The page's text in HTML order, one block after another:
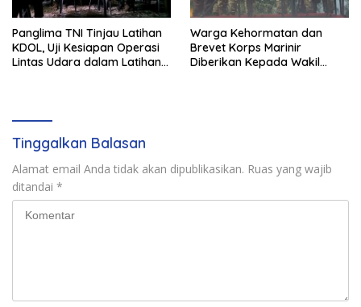
Panglima TNI Tinjau Latihan
KDOL, Uji Kesiapan Operasi
Lintas Udara dalam Latihan
Warga Kehormatan dan
Brevet Korps Marinir
Diberikan Kepada Wakil
Tinggalkan Balasan
Alamat email Anda tidak akan dipublikasikan. Ruas yang wajib
ditandai *